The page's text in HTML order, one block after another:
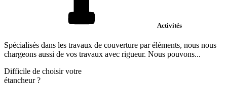
Activités
Spécialisés dans les travaux de couverture par éléments, nous nous
chargeons aussi de vos travaux avec rigueur. Nous pouvons...
Difficile de choisir votre
étancheur?